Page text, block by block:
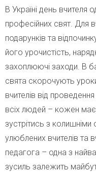
В Україні день вчителя
професійних свят. Для
подарунків та
його урочистість,
захоплюючі заходи. В
свята скорочують
вчителів від
всіх людей – кожен має
зустрітись з колишніми
улюблених вчителів та
педагога – одна з
зусиль залежить